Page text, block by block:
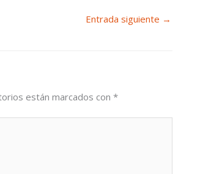
Entrada siguiente →
están marcados con *